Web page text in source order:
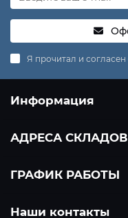
Я прочитал и
Информация
АДРЕСА СКЛАДОВ
ГРАФИК РАБОТЫ
Наши контакты